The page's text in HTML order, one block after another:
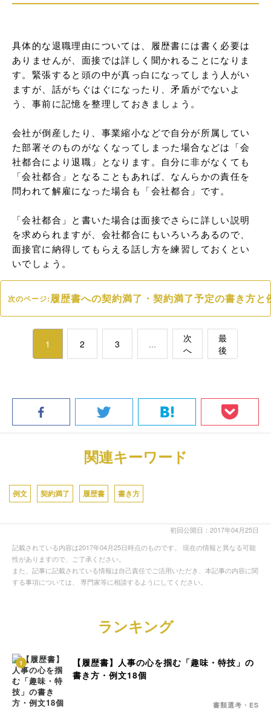
具体的な退職理由については、履歴書には書く必要は
ありませんが、面接では詳しく聞かれることになりま
す。緊張すると頭の中が真っ白になってしまう人がい
ますが、話がちぐはぐになったり、矛盾がでないよ
う、事前に記憶を整理しておきましょう。
会社が倒産したり、事業縮小などで自分が所属してい
た部署そのものがなくなってしまった場合などは「会
社都合により退職」となります。自分に非がなくても
「会社都合」となることもあれば、なんらかの責任を
問われて解雇になった場合も「会社都合」です。
「会社都合」と書いた場合は面接でさらに詳しい説明
を求められますが、会社都合にもいろいろあるので、
面接官に納得してもらえる話し方を練習しておくとい
いでしょう。
次のページ:履歴書への契約満了・契約満了予定の書き方と
1 2 3 ...
次
へ
最
後
関連キーワード
例文 契約満了 履歴書 書き方
初回公開日：2017年04月25日
記載されている内容は2017年04月25日時点のものです。 現在の情報と異なる可能
性がありますので、ご了承ください。
また、記事に記載されている情報は自己責任でご活用いただき、本記事の内容に関
する事項については、 専門家等に相談するようにしてください。
ランキング
1
【履歴書】人事の心を掴む「趣味・特技」の
書き方・例文18個
書類選考・ES